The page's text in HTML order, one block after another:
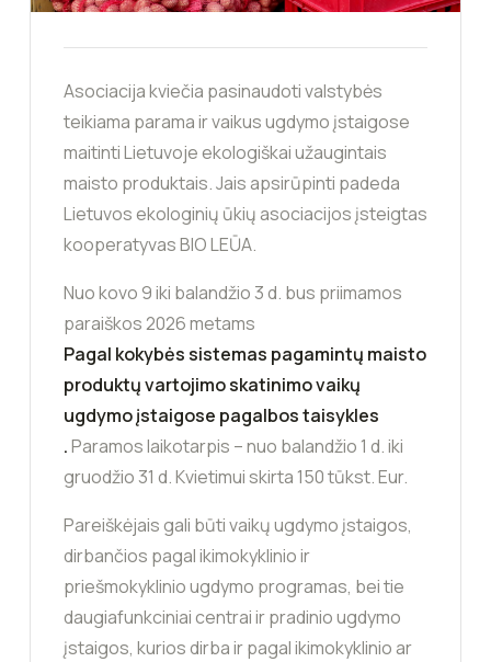
Asociacija kviečia pasinaudoti valstybės
teikiama parama ir vaikus ugdymo įstaigose
maitinti Lietuvoje ekologiškai užaugintais
maisto produktais. Jais apsirūpinti padeda
Lietuvos ekologinių ūkių asociacijos įsteigtas
kooperatyvas BIO LEŪA.
Nuo kovo 9 iki balandžio 3 d. bus priimamos
paraiškos 2026 metams
Pagal kokybės sistemas pagamintų maisto
produktų vartojimo skatinimo vaikų
ugdymo įstaigose pagalbos taisykles
.Paramos laikotarpis – nuo balandžio 1 d. iki
gruodžio 31 d. Kvietimui skirta 150 tūkst. Eur.
Pareiškėjais gali būti vaikų ugdymo įstaigos,
dirbančios pagal ikimokyklinio ir
priešmokyklinio ugdymo programas, bei tie
daugiafunkciniai centrai ir pradinio ugdymo
įstaigos, kurios dirba ir pagal ikimokyklinio ar